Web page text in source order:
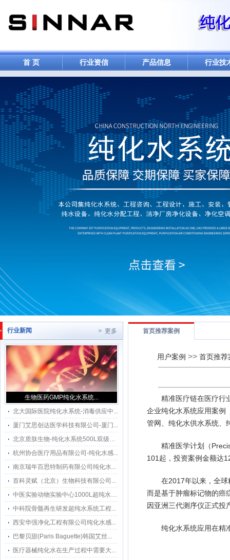
首 页 行业资信 产品信息 行业技
行业新闻 更多
生物医药GMP纯化水系统...
北大国际医院纯化水系统-消毒供应中...
厦门艾思创达医学科技有限公司-厦门...
北京质肽生物-纯化水系统500L双级反...
杭州协合医疗用品有限公司-纯化水感...
南京瑞年百思特制药有限公司纯化水...
首科灵赋（北京）生物科技有限公司...
中医实验动物实验中心1000L超纯水系...
中科院骨髓再生研发超纯水系统工程...
西安华强净化工程有限公司纯化水感...
巴黎贝甜(Paris Baguette)韩国艾丝...
医疗器械纯化水在生产过程中需要大...
首页推荐案例
用户案例 >> 首页推荐
精准医疗链在医疗行
企业纯化水系统应用案例
管网、纯化水供水系统、
精准医学计划（
101起，投资案例金额达
在2017年以来，全
而是基于肿瘤标记物的癌
因亚洲三代测序仪正式投
纯化水系统应用在精